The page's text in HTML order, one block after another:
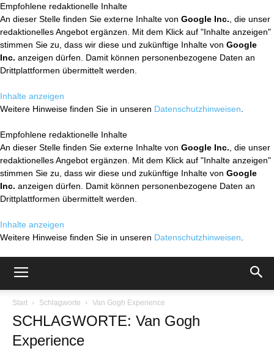
Empfohlene redaktionelle Inhalte
An dieser Stelle finden Sie externe Inhalte von Google Inc. , die unser
redaktionelles Angebot ergänzen. Mit dem Klick auf "Inhalte anzeigen"
stimmen Sie zu, dass wir diese und zukünftige Inhalte von Google
Inc. anzeigen dürfen. Damit können personenbezogene Daten an
Drittplattformen übermittelt werden.
Inhalte anzeigen
Weitere Hinweise finden Sie in unseren Datenschutzhinweisen
Empfohlene redaktionelle Inhalte
An dieser Stelle finden Sie externe Inhalte von Google Inc. , die unser
redaktionelles Angebot ergänzen. Mit dem Klick auf "Inhalte anzeigen"
stimmen Sie zu, dass wir diese und zukünftige Inhalte von Google
Inc. anzeigen dürfen. Damit können personenbezogene Daten an
Drittplattformen übermittelt werden.
Inhalte anzeigen
Weitere Hinweise finden Sie in unseren Datenschutzhinweisen
Start Schlagworte Van Gogh Experience
SCHLAGWORTE: Van Gogh
Experience